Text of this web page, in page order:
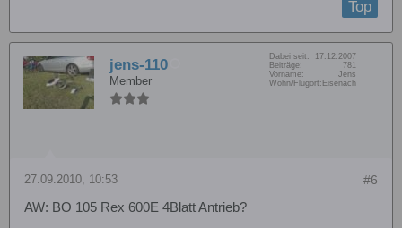
Top
jens-110
Member
Dabei seit:
17.12.2007
Beiträge:
781
Vorname:
Jens
Wohn/Flugort: Eisenach
#6
27.09.2010, 10:53
AW: BO 105 Rex 600E 4Blatt Antrieb?